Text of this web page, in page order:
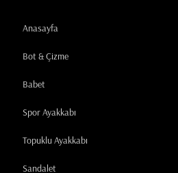
Anasayfa
Bot & Çizme
Babet
Spor Ayakkabı
Topuklu Ayakkabı
Sandalet